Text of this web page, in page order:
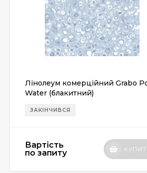
Лінолеум комерційний Grabo
Water (блакитний)
ЗАКІНЧИВСЯ
Вартість
по запиту